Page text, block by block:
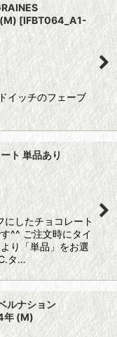
[IFBT064_A1-
イッチのフェーブ
ト 単品あり
したチョコレート
^^ ご注文時にタイ
り「単品」をお選
タ…
ルナション
年 (M)